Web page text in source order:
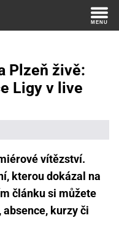
Plzeň živě:
Ligy v live
vítězství.
kterou dokázal na
článku si můžete
kurzy či